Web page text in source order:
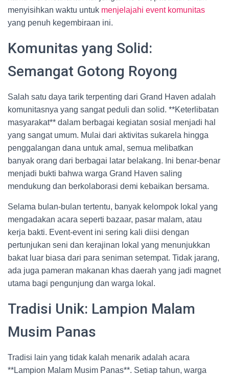
menyisihkan waktu untuk menjelajahi event komunitas
yang penuh kegembiraan ini.
Komunitas yang Solid:
Semangat Gotong Royong
Salah satu daya tarik terpenting dari Grand Haven adalah
komunitasnya yang sangat peduli dan solid. **Keterlibatan
masyarakat** dalam berbagai kegiatan sosial menjadi hal
yang sangat umum. Mulai dari aktivitas sukarela hingga
penggalangan dana untuk amal, semua melibatkan
banyak orang dari berbagai latar belakang. Ini benar-benar
menjadi bukti bahwa warga Grand Haven saling
mendukung dan berkolaborasi demi kebaikan bersama.
Selama bulan-bulan tertentu, banyak kelompok lokal yang
mengadakan acara seperti bazaar, pasar malam, atau
kerja bakti. Event-event ini sering kali diisi dengan
pertunjukan seni dan kerajinan lokal yang menunjukkan
bakat luar biasa dari para seniman setempat. Tidak jarang,
ada juga pameran makanan khas daerah yang jadi magnet
utama bagi pengunjung dan warga lokal.
Tradisi Unik: Lampion Malam
Musim Panas
Tradisi lain yang tidak kalah menarik adalah acara
**Lampion Malam Musim Panas**. Setiap tahun, warga